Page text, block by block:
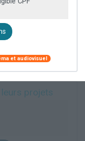
et audiovisuel
projets